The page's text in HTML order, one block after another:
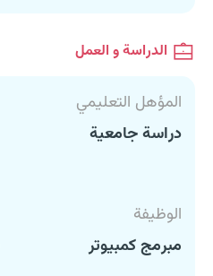
الدراسة و العمل
المؤهل التعليمي
دراسة جامعية
الوظيفة
مبرمج كمبيوتر